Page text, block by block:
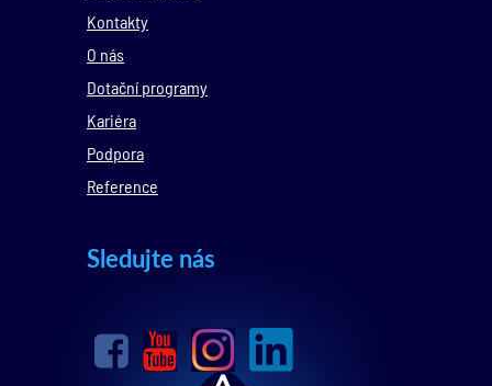
Kontakty
O nás
Dotační programy
Kariéra
Podpora
Reference
Sledujte nás